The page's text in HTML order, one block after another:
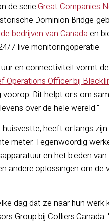
de serie Great Companies
Dominion Bridge-
bedrijven van Canadaen
7 live monitoringoperatie –
en connectiviteit vormt
Operations Officer bij
Dit helpt ons om
over de hele wereld."
heeft onlangs
meter. Tegenwoordig
en het bieden
andere oplossingen om de
dag dat ze naar hun
Group bij Colliers